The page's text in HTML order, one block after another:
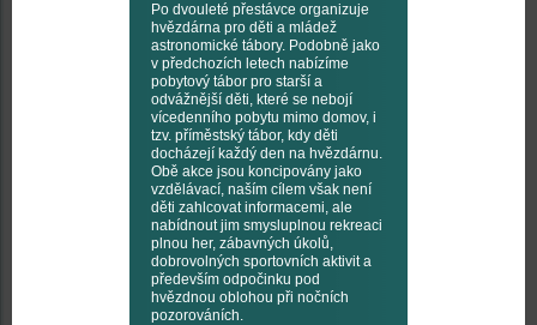
Po dvouleté přestávce organizuje
hvězdárna pro děti a mládež
astronomické tábory. Podobně jako
v předchozích letech nabízíme
pobytový tábor pro starší a
odvážnější děti, které se nebojí
vícedenního pobytu mimo domov, i
tzv. příměstský tábor, kdy děti
docházejí každý den na hvězdárnu.
Obě akce jsou koncipovány jako
vzdělávací, naším cílem však není
děti zahlcovat informacemi, ale
nabídnout jim smysluplnou rekreaci
plnou her, zábavných úkolů,
dobrovolných sportovních aktivit a
především odpočinku pod
hvězdnou oblohou při nočních
pozorováních.